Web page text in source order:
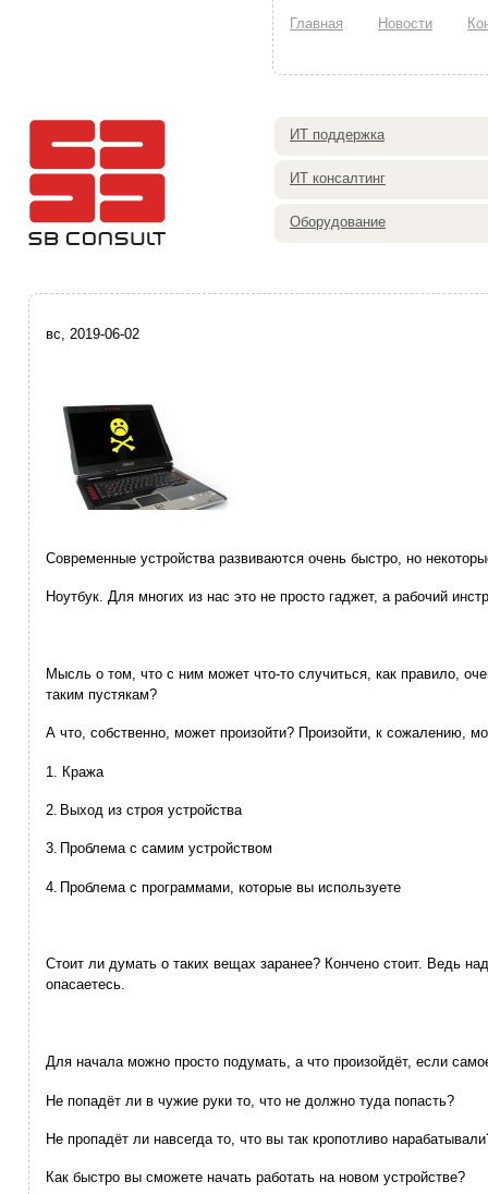
Главная Новости
ИТ поддержка
ИТ консалтинг
Оборудование
вс, 2019-06-02
Современные устройства развиваются очень быстро, но
Ноутбук. Для многих из нас это не просто гаджет, а рабочий
Мысль о том, что с ним может что-то случиться, как правило,
таким пустякам?
А что, собственно, может произойти? Произойти, к сожалению,
1. Кража
2. Выход из строя устройства
3. Проблема с самим устройством
4. Проблема с программами, которые вы используете
Стоит ли думать о таких вещах заранее? Кончено стоит. Ведь
опасаетесь.
Для начала можно просто подумать, а что произойдёт, если
Не попадёт ли в чужие руки то, что не должно туда попасть?
Не пропадёт ли навсегда то, что вы так кропотливо
Как быстро вы сможете начать работать на новом устройстве?